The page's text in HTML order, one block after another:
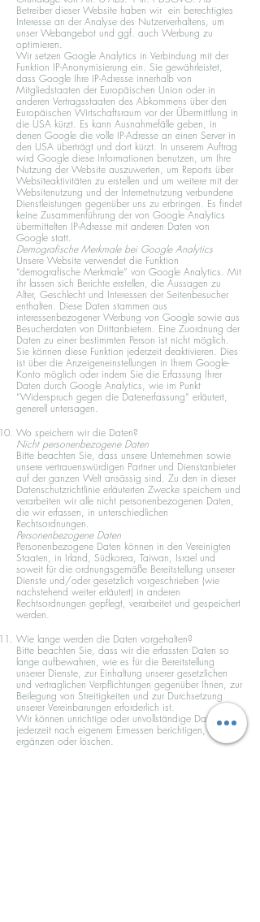
Betreiber dieser Website haben wir ein berechtigtes
Interesse an der Analyse des Nutzerverhaltens, um
unser Webangebot und ggf. auch Werbung zu
optimieren.
Wir setzen Google Analytics in Verbindung mit der
Funktion IP-Anonymisierung ein. Sie gewährleistet,
dass Google Ihre IP-Adresse innerhalb von
Mitgliedstaaten der Europäischen Union oder in
anderen Vertragsstaaten des Abkommens über den
Europäischen Wirtschaftsraum vor der Übermittlung in
die USA kürzt. Es kann Ausnahmefälle geben, in
denen Google die volle IP-Adresse an einen Server in
den USA überträgt und dort kürzt. In unserem Auftrag
wird Google diese Informationen benutzen, um Ihre
Nutzung der Website auszuwerten, um Reports über
Websiteaktivitäten zu erstellen und um weitere mit der
Websitenutzung und der Internetnutzung verbundene
Dienstleistungen gegenüber uns zu erbringen. Es findet
keine Zusammenführung der von Google Analytics
übermittelten IP-Adresse mit anderen Daten von
Google statt.
Demografische Merkmale bei Google Analytics
Unsere Website verwendet die Funktion
“demografische Merkmale” von Google Analytics. Mit
ihr lassen sich Berichte erstellen, die Aussagen zu
Alter, Geschlecht und Interessen der Seitenbesucher
enthalten. Diese Daten stammen aus
interessenbezogener Werbung von Google sowie aus
Besucherdaten von Drittanbietern. Eine Zuordnung der
Daten zu einer bestimmten Person ist nicht möglich.
Sie können diese Funktion jederzeit deaktivieren. Dies
ist über die Anzeigeneinstellungen in Ihrem Google-
Konto möglich oder indem Sie die Erfassung Ihrer
Daten durch Google Analytics, wie im Punkt
“Widerspruch gegen die Datenerfassung” erläutert,
generell untersagen.
Wo speichern wir die Daten?
Nicht personenbezogene Daten
Bitte beachten Sie, dass unsere Unternehmen sowie
unsere vertrauenswürdigen Partner und Dienstanbieter
auf der ganzen Welt ansässig sind. Zu den in dieser
Datenschutzrichtlinie erläuterten Zwecke speichern und
verarbeiten wir alle nicht personenbezogenen Daten,
die wir erfassen, in unterschiedlichen
Rechtsordnungen.
Personenbezogene Daten
Personenbezogene Daten können in den Vereinigten
Staaten, in Irland, Südkorea, Taiwan, Israel und
soweit für die ordnungsgemäße Bereitstellung unserer
Dienste und/oder gesetzlich vorgeschrieben (wie
nachstehend weiter erläutert) in anderen
Rechtsordnungen gepflegt, verarbeitet und gespeichert
werden.
Wie lange werden die Daten vorgehalten?
Bitte beachten Sie, dass wir die erfassten Daten so
lange aufbewahren, wie es für die Bereitstellung
unserer Dienste, zur Einhaltung unserer gesetzlichen
und vertraglichen Verpflichtungen gegenüber Ihnen, zur
Beilegung von Streitigkeiten und zur Durchsetzung
unserer Vereinbarungen erforderlich ist.
Wir können unrichtige oder unvollständige Daten
jederzeit nach eigenem Ermessen berichtigen,
ergänzen oder löschen.